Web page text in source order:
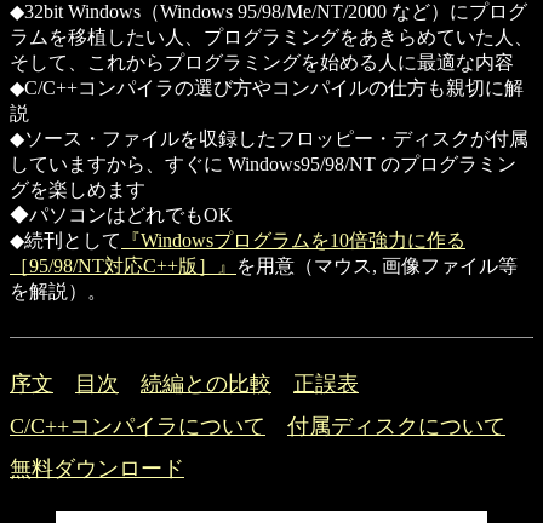
◆32bit Windows（Windows 95/98/Me/NT/2000 など）にプログ
ラムを移植したい人、プログラミングをあきらめていた人、
そして、これからプログラミングを始める人に最適な内容
◆C/C++コンパイラの選び方やコンパイルの仕方も親切に解
説
◆ソース・ファイルを収録したフロッピー・ディスクが付属
していますから、すぐに Windows95/98/NT のプログラミン
グを楽しめます
◆パソコンはどれでもOK
◆続刊として
『Windowsプログラムを10倍強力に作る
［95/98/NT対応C++版］』
を用意（マウス, 画像ファイル等
を解説）。
序文 目次 続編との比較
正誤表
C/C++コンパイラについて
付属ディスクについて
無料ダウンロード